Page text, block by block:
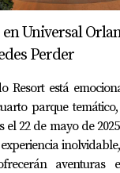
Universal
Perder
Resort está
parque
el 22 de mayo de
aventuras